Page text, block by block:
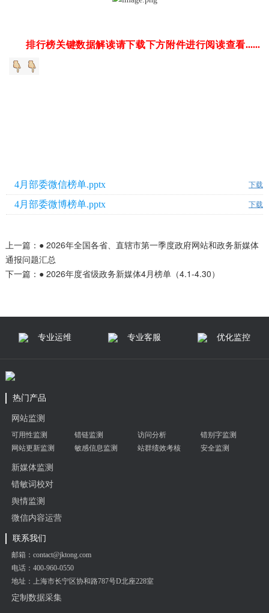
排行榜关键数据解读请下载下方附件进行阅读查看......
4月部委微信榜单.pptx 下载
4月部委微博榜单.pptx 下载
上一篇： ● 2026年全国各省、直辖市第一季度政府网站和政务新媒体
通报问题汇总
下一篇： ● 2026年度省级政务新媒体4月榜单（4.1-4.30）
专业运维 专业客服 优化监控
热门产品
网站监测
可用性监测 错链监测 访问分析
错别字监测
网站更新监测
敏感信息监测 站群绩效考核 安全监测
新媒体监测
错敏词校对
舆情监测
微信内容运营
联系我们
邮箱：contact@jktong.com
电话：400-960-0550
地址：上海市长宁区协和路787号D北座228室
定制数据采集